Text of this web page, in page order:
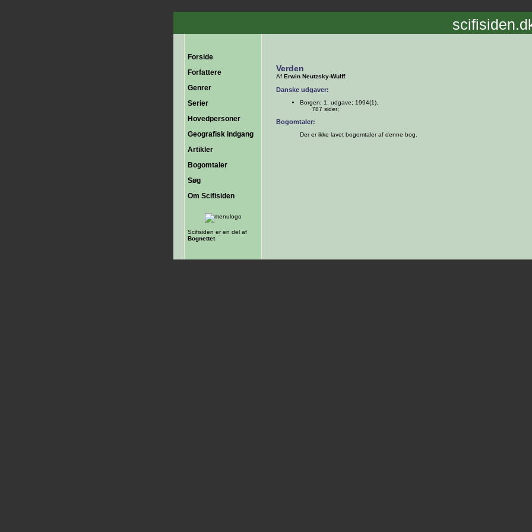
Forside
Forfattere
Genrer
Serier
Hovedpersoner
Geografisk indgang
Artikler
Bogomtaler
Søg
Om Scifisiden
Scifisiden er en del af
Bognettet
Verden
Af Erwin Neutzsky-Wulff.
Danske udgaver:
Borgen; 1. udgave; 1994(1).
787 sider;
Bogomtaler:
Der er ikke lavet bogomtaler af denne bog.